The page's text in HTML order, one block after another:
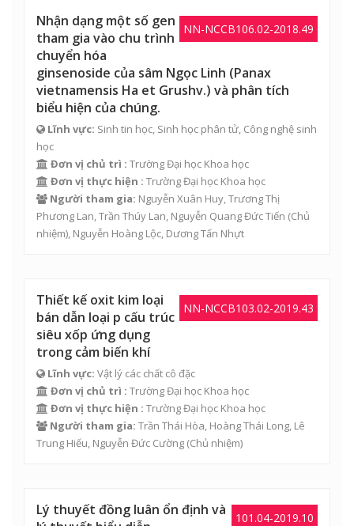
NN-NCCB106.02-2018.49
Nhận dạng một số gen
tham gia vào chu trình
chuyển hóa
ginsenoside của sâm Ngọc Linh (Panax
vietnamensis Ha et Grushv.) và phân tích
biểu hiện của chúng.
Lĩnh vực: Sinh tin học, Sinh học phân tử, Công nghệ sinh
học
Đơn vị chủ trì : Trường Đại học Khoa học
Đơn vị thực hiện : Trường Đại học Khoa học
Người tham gia: Nguyễn Xuân Huy,Trương Thị
Phương Lan,Trần Thúy Lan, Nguyễn Quang Đức Tiến (Chủ
nhiệm), Nguyễn Hoàng Lộc, Dương Tấn Nhựt
NN-NCCB103.02-2019.43
Thiết kế oxit kim loại
bán dẫn loại p cấu trúc
siêu xốp ứng dụng
trong cảm biến khí
Lĩnh vực: Vật lý các chất cô đặc
Đơn vị chủ trì : Trường Đại học Khoa học
Đơn vị thực hiện : Trường Đại học Khoa học
Người tham gia: Trần Thái Hòa, Hoàng Thái Long, Lê
Trung Hiếu, Nguyễn Đức Cường (Chủ nhiệm)
101.04-2019.10
Lý thuyết đồng luân ổn định và